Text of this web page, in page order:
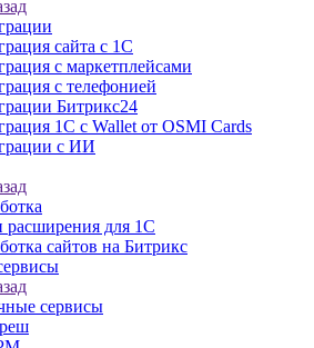
сайта с 1С
с маркетплейсами
с телефонией
Битрикс24
1С с Wallet от OSMI Cards
с ИИ
для 1С
сайтов на Битрикс
сервисы